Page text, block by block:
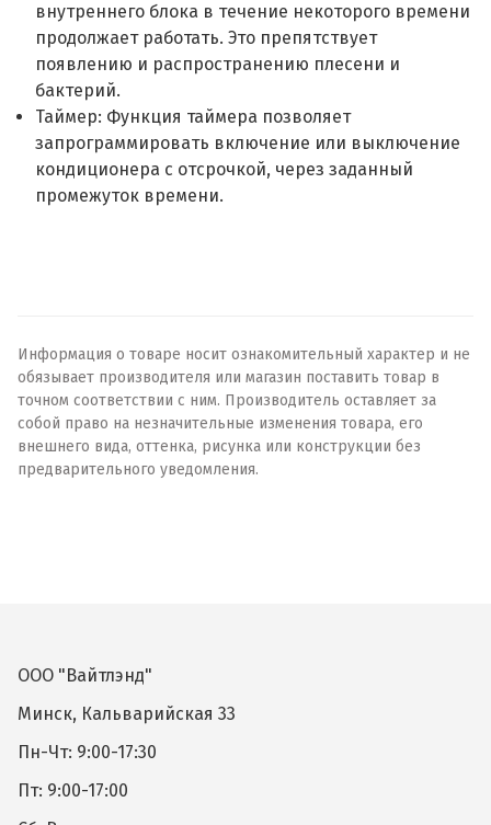
внутреннего блока в течение некоторого времени
продолжает работать. Это препятствует
появлению и распространению плесени и
бактерий.
Таймер: Функция таймера позволяет
запрограммировать включение или выключение
кондиционера с отсрочкой, через заданный
промежуток времени.
Информация о товаре носит ознакомительный характер и не
обязывает производителя или магазин поставить товар в
точном соответствии с ним. Производитель оставляет за
собой право на незначительные изменения товара, его
внешнего вида, оттенка, рисунка или конструкции без
предварительного уведомления.
ООО "Вайтлэнд"
Минск, Кальварийская 33
Пн-Чт: 9:00-17:30
Пт: 9:00-17:00